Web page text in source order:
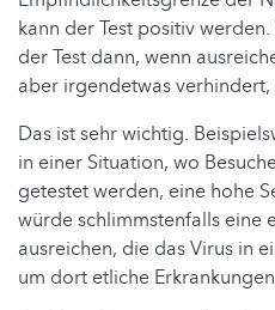
kann der Test positiv
der Test dann, wenn
aber irgendetwas verhindert,
Das ist sehr wichtig.
in einer Situation, wo
getestet werden, eine hohe
würde schlimmstenfalls eine
ausreichen, die das Virus in
um dort etliche